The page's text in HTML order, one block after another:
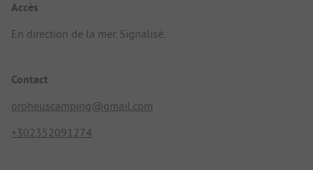
Accès
En direction de la mer. Signalisé.
Contact
orpheuscamping@gmail.com
+302352091274